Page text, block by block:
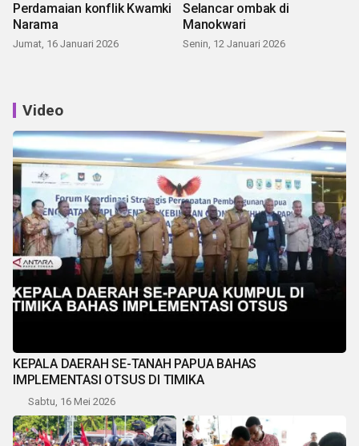
Perdamaian konflik Kwamki
Narama
Jumat, 16 Januari 2026
Selancar ombak di
Manokwari
Senin, 12 Januari 2026
Video
KEPALA DAERAH SE-TANAH PAPUA BAHAS
IMPLEMENTASI OTSUS DI TIMIKA
Sabtu, 16 Mei 2026